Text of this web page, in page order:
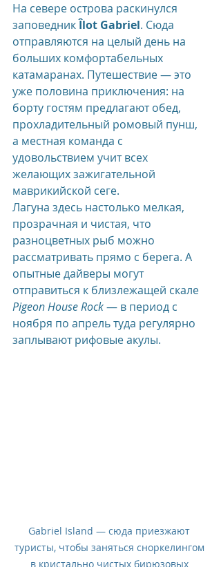
На севере острова раскинулся
заповедник Îlot Gabriel. Сюда
отправляются на целый день на
больших комфортабельных
катамаранах. Путешествие — это
уже половина приключения: на
борту гостям предлагают обед,
прохладительный ромовый пунш,
а местная команда с
удовольствием учит всех
желающих зажигательной
маврикийской сеге.
Лагуна здесь настолько мелкая,
прозрачная и чистая, что
разноцветных рыб можно
рассматривать прямо с берега. А
опытные дайверы могут
отправиться к близлежащей скале
Pigeon House Rock — в период с
ноября по апрель туда регулярно
заплывают рифовые акулы.
Gabriel Island — сюда приезжают
туристы, чтобы заняться сноркелингом
в кристально чистых бирюзовых